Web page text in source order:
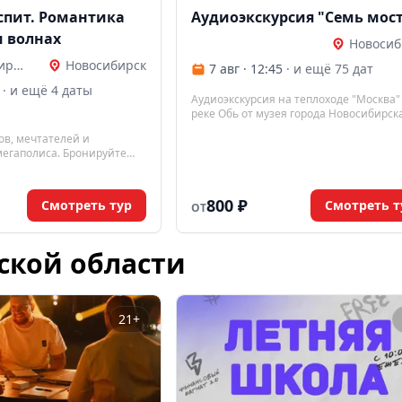
Романтика
волнах
Из Новосибирска
Новосибирск
· и ещё 4 даты
мечтателей и
Бронируйте
Смотреть тур
Аудиоэкскурсия "Семь
7 авг · 12:45 · и ещё 75 дат
Аудиоэкскурсия на теплоходе
реке Обь от музея города
ОТ800 ₽ Смотреть
области
21+